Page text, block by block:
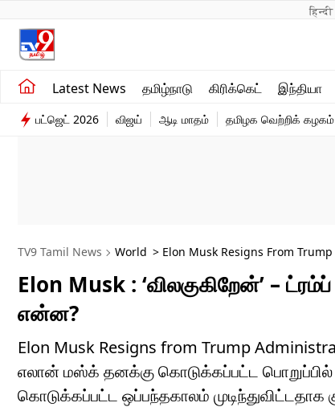
हिन्दी
Latest News தமிழ்நாடு கிரிக்கெட் இந்தியா
சமீபத்திய செய்திகள்
தமிழ்நாடு
விளையாட்டு
பட்ஜெட் 2026 விஜய் ஆடி மாதம் தமிழக வெற்றிக் கழகம்
TV9 Tamil News World > Elon Musk Resigns From
Elon Musk : ‘விலகுகிறேன்’ –
என்ன?
Elon Musk Resigns from Trump
எலான் மஸ்க் தனக்கு கொடுக்கப்பட்ட பொறுப்பில்
கொடுக்கப்பட்ட ஒப்பந்தகாலம் முடிந்துவிட்டதாக